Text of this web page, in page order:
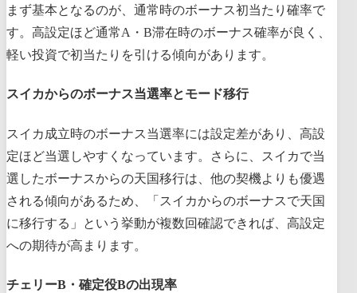
まず基本となるのが、通常時のボーナス初当たり確率で
す。高設定ほど通常A・B滞在時のボーナス確率が良く、
軽い投資で初当たりを引ける傾向があります。
スイカからのボーナス当選率とモード移行
スイカ成立時のボーナス当選率には設定差があり、高設
定ほど当選しやすくなっています。さらに、スイカで当
選したボーナスからの天国移行は、他の契機よりも優遇
される傾向があるため、「スイカからのボーナスで天国
に移行する」という挙動が複数回確認できれば、高設定
への期待が高まります。
チェリーB・確定役Bの出現率